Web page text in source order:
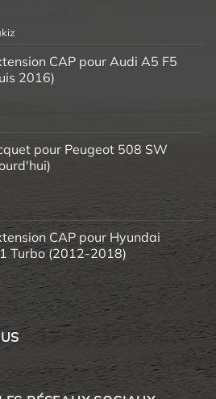
CAP pour Audi A5 F5
2016)
pour Peugeot 508 SW
CAP pour Hyundai
Turbo (2012-2018)